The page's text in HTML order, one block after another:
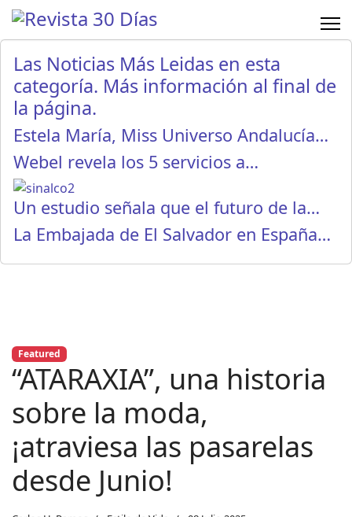
Las Noticias Más Leidas en esta
categoría. Más información al final de
la página.
Estela María, Miss Universo Andalucía…
Webel revela los 5 servicios a…
Un estudio señala que el futuro de la…
La Embajada de El Salvador en España…
Featured
“ATARAXIA”, una historia
sobre la moda,
¡atraviesa las pasarelas
desde Junio!